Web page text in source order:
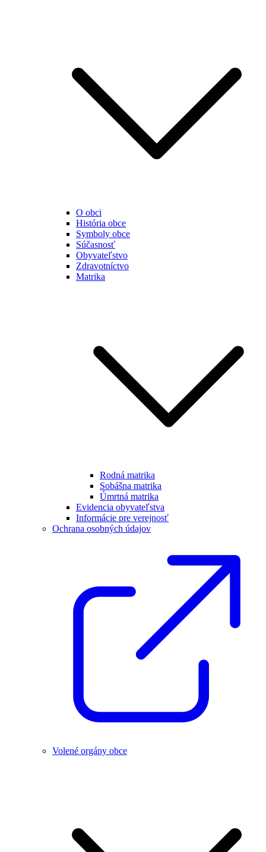
O obci
História obce
Symboly obce
Súčasnosť
Obyvateľstvo
Zdravotníctvo
Matrika
Rodná matrika
Sobášna matrika
Úmrtná matrika
Evidencia obyvateľstva
Informácie pre verejnosť
Ochrana osobných údajov
Volené orgány obce